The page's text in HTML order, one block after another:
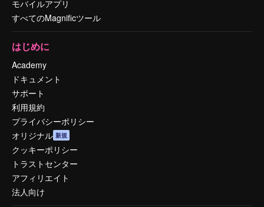
モバイルアプリ
すべてのMagnificツール
はじめに
Academy
ドキュメント
サポート
利用規約
プライバシーポリシー
オリジナル 新規
クッキーポリシー
トラストセンター
アフィリエイト
法人向け